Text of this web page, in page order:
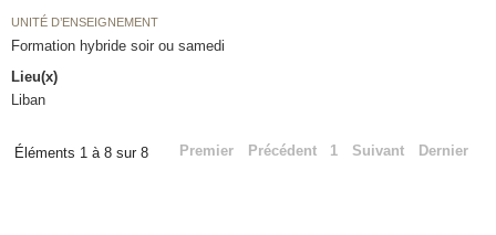
UNITÉ D’ENSEIGNEMENT
Formation hybride soir ou samedi
Lieu(x)
Liban
Éléments 1 à 8 sur 8 Premier Précédent 1 Suivant Dernier